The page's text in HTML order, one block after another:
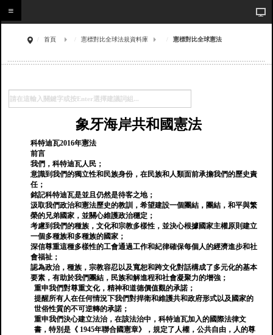
首頁 憲標對比全球法規資料庫 憲標對比全球憲法
象牙海岸共和國憲法
科特迪瓦2016年憲法
前言
我們，科特迪瓦人民；
意識到我們的獨立性和民族身份，在民族和人類面前承擔我們的歷史責
任；
銘記科特迪瓦是並且仍然是待客之地；
汲取我們政治和憲法歷史的教訓，希望建設一個團結，團結，和平與繁
榮的兄弟國家，並關心維護政治穩定；
考慮到我們的種族，文化和宗教多樣性，並決心根據國家主權原則建立
一個多種族和多種族的國家；
深信尊重這種多樣性的工會通過工作和紀律確保每個人的經濟進步和社
會福祉；
認為政治，種族，宗教容忍以及寬恕和跨文化對話構成了多元化的基本
要素，有助於我們團結，民族和解進程和社會凝聚力的增強；
重申我們對尊重文化，精神和道德價值觀的承諾；
提醒所有人在任何情況下我們對捍衛和維護共和政府形式以及國家的
世俗性質的不可逆轉的承諾；
重申我們決心建立法治，在該法治中，科特迪瓦加入的國際法律文
書，特別是《 1945年聯合國憲章》，規定了人權，公共自由，人的尊